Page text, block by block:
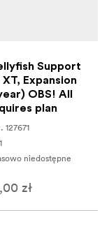
Support
XT, Expansion
OBS! All
plan
127671
niedostępne
zł